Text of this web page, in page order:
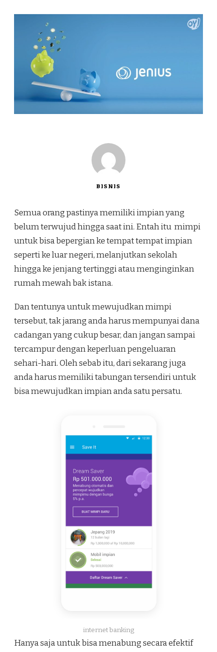
BISNIS
Semua orang pastinya memiliki impian yang
belum terwujud hingga saat ini. Entah itu mimpi
untuk bisa bepergian ke tempat tempat impian
seperti ke luar negeri, melanjutkan sekolah
hingga ke jenjang tertinggi atau menginginkan
rumah mewah bak istana.
Dan tentunya untuk mewujudkan mimpi
tersebut, tak jarang anda harus mempunyai dana
cadangan yang cukup besar, dan jangan sampai
tercampur dengan keperluan pengeluaran
sehari-hari. Oleh sebab itu, dari sekarang juga
anda harus memiliki tabungan tersendiri untuk
bisa mewujudkan impian anda satu persatu.
internet banking
Hanya saja untuk bisa menabung secara efektif